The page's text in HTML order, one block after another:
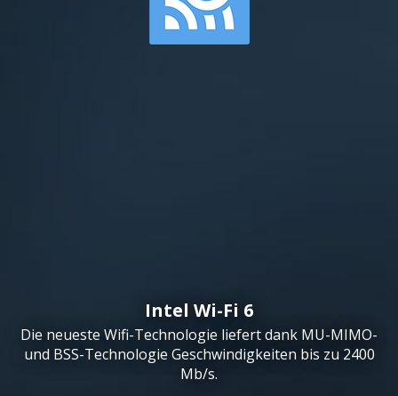
Intel Wi-Fi 6
Die neueste Wifi-Technologie liefert dank MU-MIMO-
und BSS-Technologie Geschwindigkeiten bis zu 2400
Mb/s.